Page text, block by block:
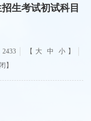
生考试初试科目
2433 【 大 中 小 】
】